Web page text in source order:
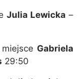
Julia Lewicka –
Gabriela
29:50